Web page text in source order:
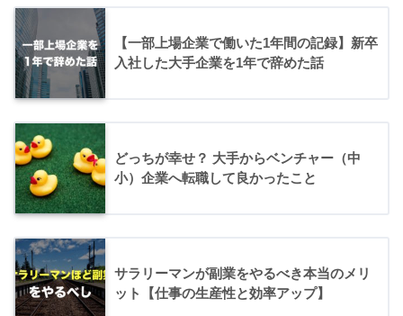
【一部上場企業で働いた1年間の記録】新卒
入社した大手企業を1年で辞めた話
どっちが幸せ？ 大手からベンチャー（中
小）企業へ転職して良かったこと
サラリーマンが副業をやるべき本当のメリ
ット【仕事の生産性と効率アップ】